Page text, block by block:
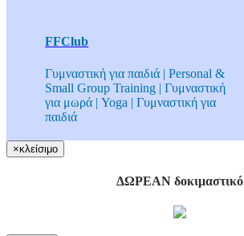
FFClub
Γυμναστική για παιδιά | Personal &
Small Group Training | Γυμναστική
για μωρά | Yoga | Γυμναστική για
παιδιά
×κλείσιμο
ΔΩΡΕΑΝ δοκιμαστικό